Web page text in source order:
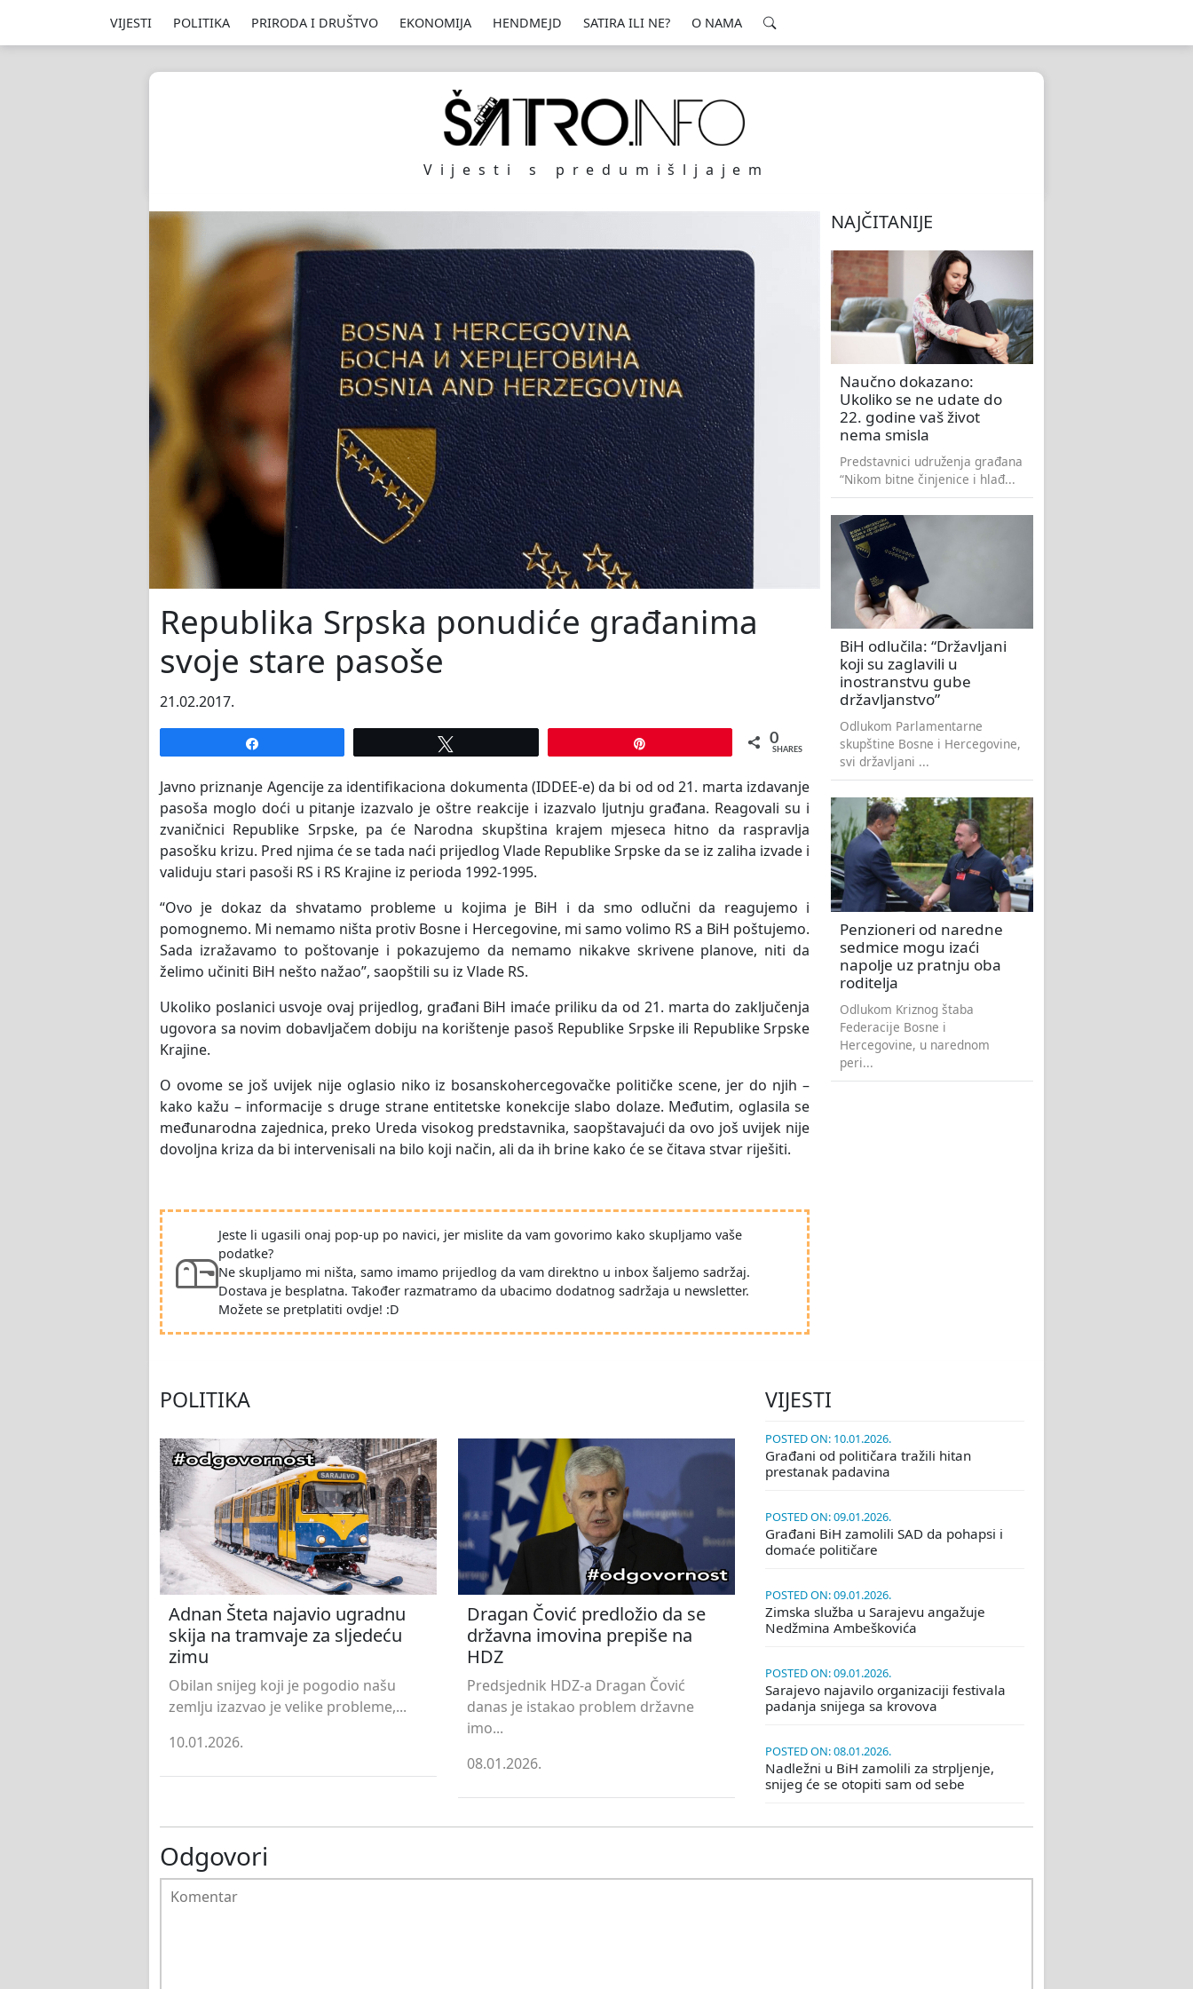
VIJESTI POLITIKA PRIRODA I DRUŠTVO EKONOMIJA HENDMEJD SATIRA ILI NE? O NAMA
Vijesti s predumišljajem
Republika Srpska ponudiće građanima
svoje stare pasoše
21.02.2017.
0
SHARES
Javno priznanje Agencije za identifikaciona dokumenta (IDDEE-e) da bi od od 21. marta izdavanje
pasoša moglo doći u pitanje izazvalo je oštre reakcije i izazvalo ljutnju građana. Reagovali su i
zvaničnici Republike Srpske, pa će Narodna skupština krajem mjeseca hitno da raspravlja
pasošku krizu. Pred njima će se tada naći prijedlog Vlade Republike Srpske da se iz zaliha izvade i
validuju stari pasoši RS i RS Krajine iz perioda 1992-1995.
“Ovo je dokaz da shvatamo probleme u kojima je BiH i da smo odlučni da reagujemo i
pomognemo. Mi nemamo ništa protiv Bosne i Hercegovine, mi samo volimo RS a BiH poštujemo.
Sada izražavamo to poštovanje i pokazujemo da nemamo nikakve skrivene planove, niti da
želimo učiniti BiH nešto nažao”, saopštili su iz Vlade RS.
Ukoliko poslanici usvoje ovaj prijedlog, građani BiH imaće priliku da od 21. marta do zaključenja
ugovora sa novim dobavljačem dobiju na korištenje pasoš Republike Srpske ili Republike Srpske
Krajine.
O ovome se još uvijek nije oglasio niko iz bosanskohercegovačke političke scene, jer do njih –
kako kažu – informacije s druge strane entitetske konekcije slabo dolaze. Međutim, oglasila se
međunarodna zajednica, preko Ureda visokog predstavnika, saopštavajući da ovo još uvijek nije
dovoljna kriza da bi intervenisali na bilo koji način, ali da ih brine kako će se čitava stvar riješiti.
Jeste li ugasili onaj pop-up po navici, jer mislite da vam govorimo kako skupljamo vaše
podatke?
Ne skupljamo mi ništa, samo imamo prijedlog da vam direktno u inbox šaljemo sadržaj.
Dostava je besplatna. Također razmatramo da ubacimo dodatnog sadržaja u newsletter.
Možete se pretplatiti ovdje! :D
NAJČITANIJE
Naučno dokazano:
Ukoliko se ne udate do
22. godine vaš život
nema smisla
Predstavnici udruženja građana
“Nikom bitne činjenice i hlađ...
BiH odlučila: “Državljani
koji su zaglavili u
inostranstvu gube
državljanstvo”
Odlukom Parlamentarne
skupštine Bosne i Hercegovine,
svi državljani ...
Penzioneri od naredne
sedmice mogu izaći
napolje uz pratnju oba
roditelja
Odlukom Kriznog štaba
Federacije Bosne i
Hercegovine, u narednom
peri...
POLITIKA
Adnan Šteta najavio ugradnu
skija na tramvaje za sljedeću
zimu
Obilan snijeg koji je pogodio našu
zemlju izazvao je velike probleme,...
10.01.2026.
Dragan Čović predložio da se
državna imovina prepiše na
HDZ
Predsjednik HDZ-a Dragan Čović
danas je istakao problem državne
imo...
08.01.2026.
VIJESTI
POSTED ON: 10.01.2026.
Građani od političara tražili hitan
prestanak padavina
POSTED ON: 09.01.2026.
Građani BiH zamolili SAD da pohapsi i
domaće političare
POSTED ON: 09.01.2026.
Zimska služba u Sarajevu angažuje
Nedžmina Ambeškovića
POSTED ON: 09.01.2026.
Sarajevo najavilo organizaciji festivala
padanja snijega sa krovova
POSTED ON: 08.01.2026.
Nadležni u BiH zamolili za strpljenje,
snijeg će se otopiti sam od sebe
Odgovori